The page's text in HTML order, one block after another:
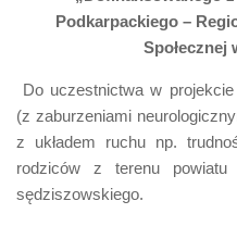
Podkarpackiego –
Społecznej
Do uczestnictwa w
(z zaburzeniami
z układem ruchu np.
rodziców z terenu
sędziszowskiego.